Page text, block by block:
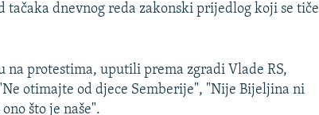
tačaka dnevnog reda zakonski prijedlog koji se tiče
na protestima, uputili prema zgradi Vlade RS,
otimajte od djece Semberije", "Nije Bijeljina ni
što je naše".